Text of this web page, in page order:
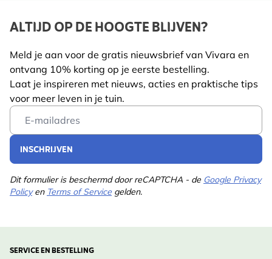
ALTIJD OP DE HOOGTE BLIJVEN?
Meld je aan voor de gratis nieuwsbrief van Vivara en
ontvang 10% korting op je eerste bestelling.
Laat je inspireren met nieuws, acties en praktische tips
voor meer leven in je tuin.
Email Address
INSCHRIJVEN
Dit formulier is beschermd door reCAPTCHA - de Google Privacy
Policyen Terms of Service gelden.
SERVICE EN BESTELLING